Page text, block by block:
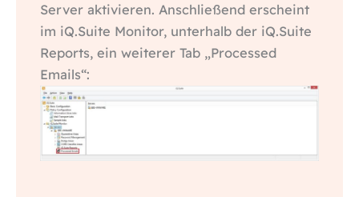
Server aktivieren. Anschließend erscheint
im iQ.Suite Monitor, unterhalb der iQ.Suite
Reports, ein weiterer Tab „Processed
Emails“: